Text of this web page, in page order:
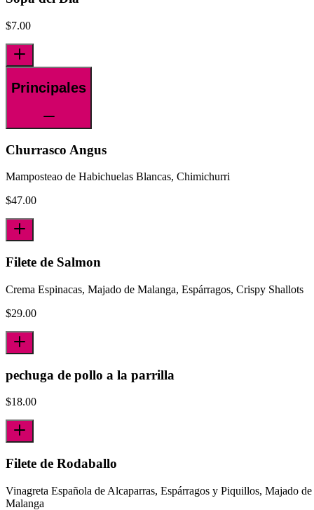
$7.00
Principales
Churrasco Angus
Mamposteao de Habichuelas Blancas, Chimichurri
$47.00
Filete de Salmon
Crema Espinacas, Majado de Malanga, Espárragos, Crispy Shallots
$29.00
pechuga de pollo a la parrilla
$18.00
Filete de Rodaballo
Vinagreta Española de Alcaparras, Espárragos y Piquillos, Majado de
Malanga